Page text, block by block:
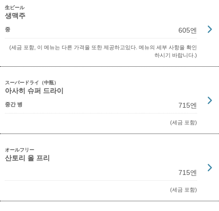
生ビール
생맥주
중 605엔
(세금 포함, 이 메뉴는 다른 가격을 또한 제공하고있다. 메뉴의 세부 사항을 확인
하시기 바랍니다.)
スーパードライ（中瓶）
아사히 슈퍼 드라이
중간 병 715엔
(세금 포함)
オールフリー
산토리 올 프리
715엔
(세금 포함)